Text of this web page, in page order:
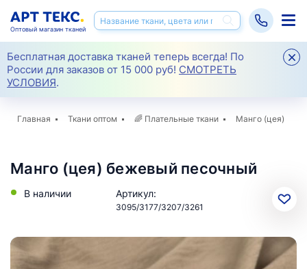
Бесплатная доставка тканей теперь всегда! По
России для заказов от 15 000 руб! СМОТРЕТЬ
УСЛОВИЯ.
Оптовый магазин тканей
Главная Ткани оптом 🌈 Плательные ткани Манго (цея)
Манго (цея) бежевый песочный
В наличии Артикул:
3095/3177/3207/3261